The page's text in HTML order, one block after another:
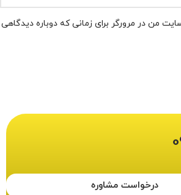
من در مرورگر برای زمانی که دوباره دیدگاهی
درخواست مشاوره